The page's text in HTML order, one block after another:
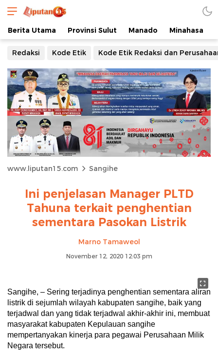
Berita Utama Provinsi Sulut Manado Minahasa
Redaksi Kode Etik Kode Etik Redaksi dan
www.liputan15.com Sangihe
Ini penjelasan Manager PLTD
Tahuna terkait penghentian
sementara Pasokan Listrik
Marno Tamaweol
November 12, 2020 12:03 pm
Sangihe, – Sering terjadinya penghentian sementara aliran
listrik di sejumlah wilayah kabupaten sangihe, baik yang
terjadwal dan yang tidak terjadwal akhir-akhir ini, membuat
masyarakat kabupaten Kepulauan sangihe
mempertanyakan kinerja para pegawai Perusahaan Milik
Negara tersebut.